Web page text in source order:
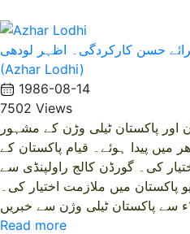
حسن کارکردگی۔ اظہر لودھی
(Azhar Lodhi)
1986-08-14
7502 Views
اور پاکستان ٹیلی وڑن کے مشہور
میں پیدا ہوئے۔ قیام پاکستان کے
کی۔ گورڈن کالج راولپنڈی سے
پاکستان میں ملازمت اختیار کی۔
Read more